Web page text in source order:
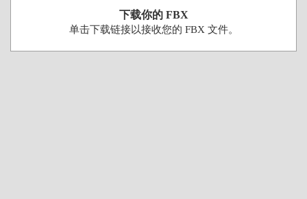
下载你的 FBX
单击下载链接以接收您的 FBX 文件。